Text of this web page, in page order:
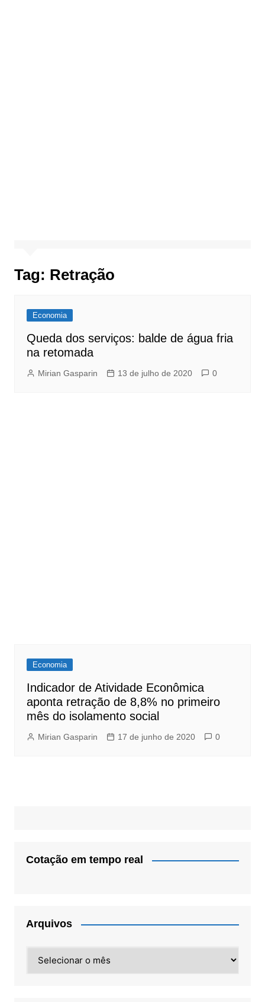
Tag: Retração
Economia
Queda dos serviços: balde de água fria
na retomada
Mirian Gasparin 13 de julho de 2020 0
Economia
Indicador de Atividade Econômica
aponta retração de 8,8% no primeiro
mês do isolamento social
Mirian Gasparin 17 de junho de 2020 0
Cotação em tempo real
Arquivos